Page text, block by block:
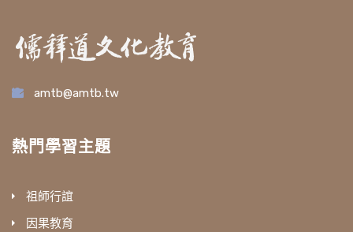
amtb@amtb.tw
熱門學習主題
祖師行誼
因果教育